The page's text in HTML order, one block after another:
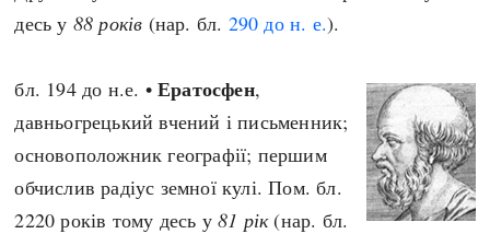
десь у 88 років (нар. бл. 290 до н. е.).
бл. 194 до н.е. •Ератосфен,
давньогрецький вчений і письменник;
основоположник географії; першим
обчислив радіус земної кулі. Пом. бл.
2220 років тому десь у81 рік(нар. бл.